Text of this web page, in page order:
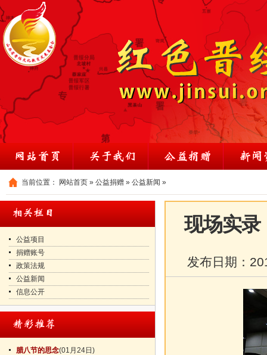
当前位置： 网站首页 » 公益捐赠 » 公益新闻 »
公益项目
捐赠账号
政策法规
公益新闻
信息公开
腊八节的思念(01月24日)
现场实录
发布日期：